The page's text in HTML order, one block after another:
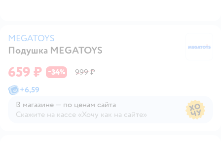
MEGATOYS
Подушка MEGATOYS
659 ₽ −34%
999 ₽
+6,59
В магазине — по ценам сайта
Скажите на кассе «Хочу как на сайте»